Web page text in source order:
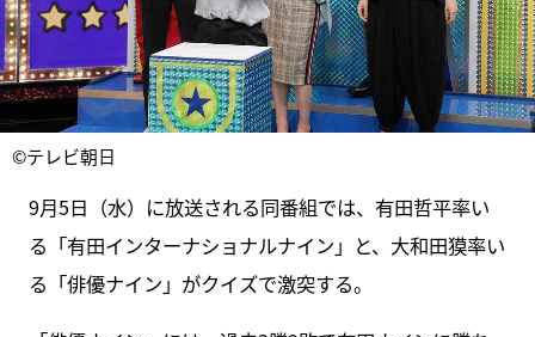
©テレビ朝日
9月5日（水）に放送される同番組では、有田哲平率い
る「有田インターナショナルナイン」と、大和田獏率い
る「俳優ナイン」がクイズで激突する。